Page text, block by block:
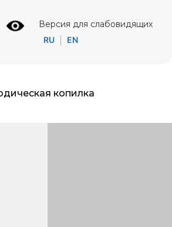
Версия для слабовидящих
RU EN
копилка